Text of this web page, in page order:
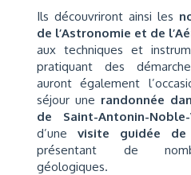
Ils découvriront ainsi les
de l’Astronomie et de
aux techniques et
pratiquant des
auront également
séjour une randonnée
de Saint-Antonin-
d’une visite guidée
présentant de
géologiques.